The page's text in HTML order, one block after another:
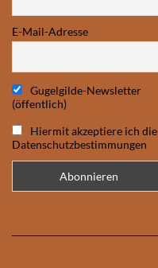
E-Mail-Adresse
Gugelgilde-Newsletter
(öffentlich)
Hiermit akzeptiere ich die
Datenschutzbestimmungen